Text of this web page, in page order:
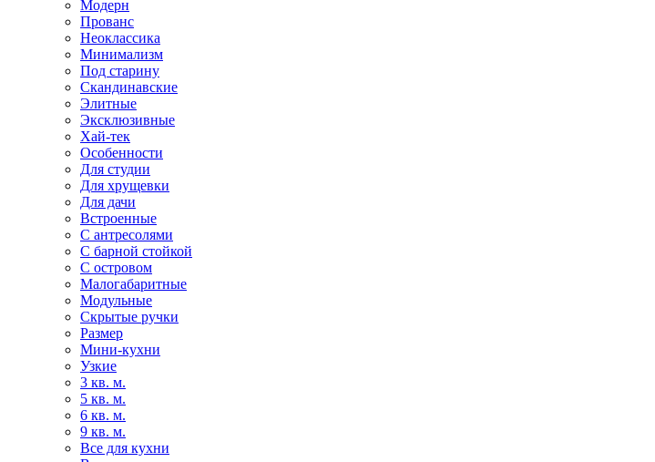
Модерн
Прованс
Неоклассика
Минимализм
Под старину
Скандинавские
Элитные
Эксклюзивные
Хай-тек
Особенности
Для студии
Для хрущевки
Для дачи
Встроенные
С антресолями
С барной стойкой
С островом
Малогабаритные
Модульные
Скрытые ручки
Размер
Мини-кухни
Узкие
3 кв. м.
5 кв. м.
6 кв. м.
9 кв. м.
Все для кухни